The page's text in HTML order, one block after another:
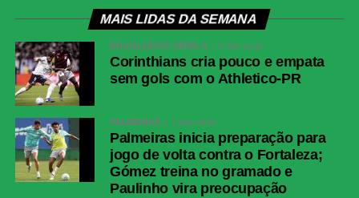
MAIS LIDAS DA SEMANA
BRASILEIRÃO SÉRIE A 6 dias atrás
Corinthians cria pouco e empata
sem gols com o Athletico-PR
PALMEIRAS 2 dias atrás
Palmeiras inicia preparação para
jogo de volta contra o Fortaleza;
Gómez treina no gramado e
Paulinho vira preocupação